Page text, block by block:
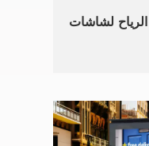
الرياح لشاشات